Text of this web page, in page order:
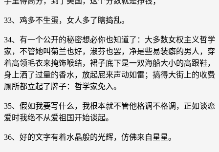
33、鸡多不生蛋，女人多了瞎捣乱。
34、有一个公开的秘密想必你也知道了：大多数女权主义哲学
家，不管她叫菊兰也好，淑芬也罢，净是些易装癖的男人，穿
着高领毛衣来掩饰喉结，裙子底下是一双海船大小的高跟鞋，
身上洒了过量的香水，放起屁来声动如雷；搞得大街上的收费
厕所都立起了牌子：哲学家免入。
35、假如我要写什么，我根本就不管他格调不格调，正如谈恋
爱时我绝不从爱祖国开始谈起。
36、好的文字有着水晶般的光辉，仿佛来自星星。